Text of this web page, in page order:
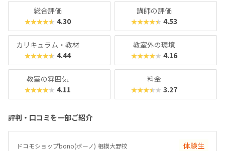
総合評価
★★★★★ 4.30
講師の評価
★★★★★ 4.53
カリキュラム・教材
★★★★★ 4.44
教室外の環境
★★★★★ 4.16
教室の雰囲気
★★★★★ 4.11
料金
★★★★★ 3.27
評判・口コミを一部ご紹介
ドコモショップbono(ボーノ) 相模大野校 体験生